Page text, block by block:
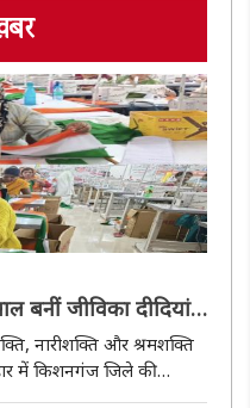
बनीं जीविका दीदियां,
नारीशक्ति और श्रमशक्ति
में किशनगंज जिले की